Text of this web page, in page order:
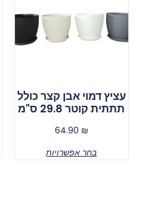
עציץ דמוי אבן קצר כולל
תתתית קוטר 29.8 ס"מ
64.90 ₪
בחר אפשרויות